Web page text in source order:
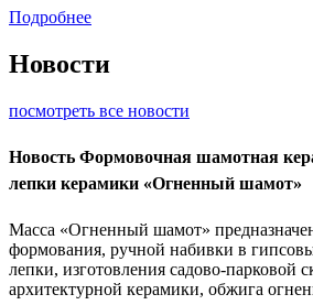
Подробнее
Новости
посмотреть все новости
Новость Формовочная шамотная
лепки керамики «Огненный шамот»
Масса «Огненный шамот»
формования, ручной набивки в
лепки, изготовления садово-парковой
архитектурной керамики, обжига